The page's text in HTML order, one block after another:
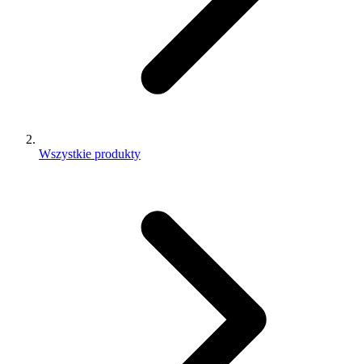
Wszystkie produkty